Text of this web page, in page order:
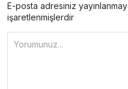
E-posta adresiniz
işaretlenmişlerdir